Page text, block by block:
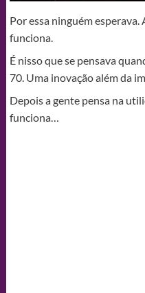
Por essa ninguém
funciona.
É nisso que se pensava
70. Uma inovação além da
Depois a gente pensa na
funciona…